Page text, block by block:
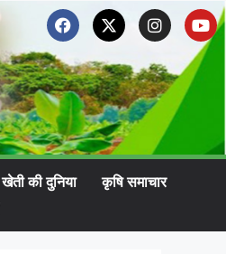
खेती की दुनिया
कृषि समाचार